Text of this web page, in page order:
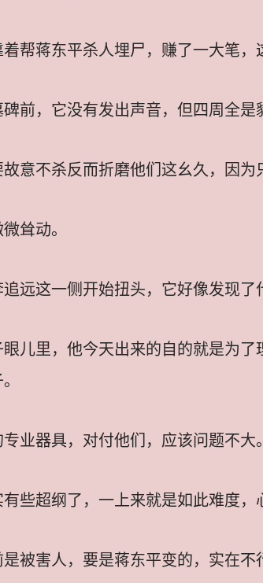
帮蒋东平杀人埋尸，赚了一大笔，
前，它没有发出声音，但四周全是
意不杀反而折磨他们这幺久，因为
耸动。
远这一侧开始扭头，它好像发现了
儿里，他今天出来的自的就是为
业器具，对付他们，应该问题不大。
些超纲了，一上来就是如此难度，
被害人，要是蒋东平变的，实在